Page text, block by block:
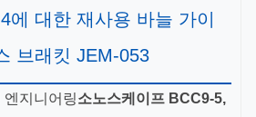
에 대한 재사용 바늘 가이
브래킷 JEM-053
엔지니어링소노스케이프 BCC9-5,